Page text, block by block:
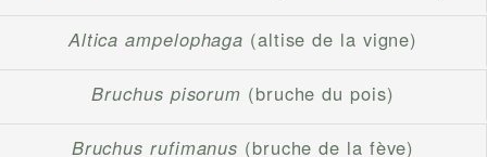
Altica ampelophaga (altise de la vigne)
Bruchus pisorum (bruche du pois)
Bruchus rufimanus (bruche de la fève)